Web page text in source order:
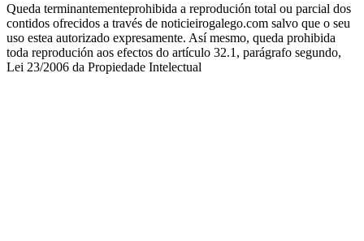
Queda terminantementeprohibida a reprodución total ou parcial dos
contidos ofrecidos a través de noticieirogalego.com salvo que o seu
uso estea autorizado expresamente. Así mesmo, queda prohibida
toda reprodución aos efectos do artículo 32.1, parágrafo segundo,
Lei 23/2006 da Propiedade Intelectual